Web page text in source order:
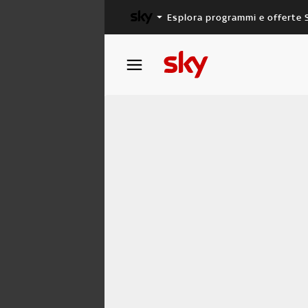
Esplora programmi e offerte